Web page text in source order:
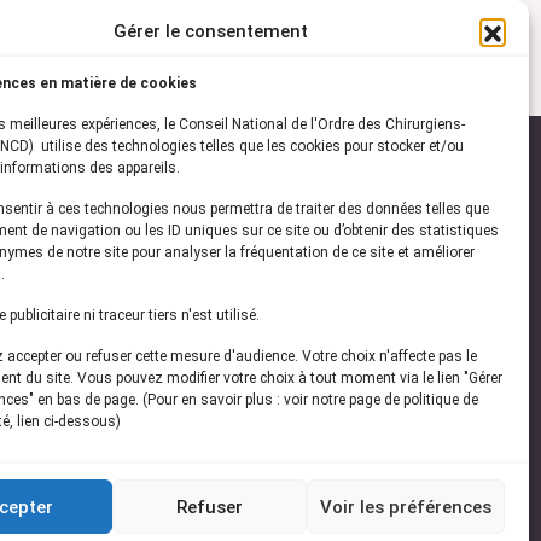
Gérer le consentement
en matière de cookies
meilleures expériences, le Conseil National de l'Ordre des Chirurgiens-
utilise des technologies telles que les cookies pour stocker et/ou
des appareils.
à ces technologies nous permettra de traiter des données telles que
de navigation ou les ID uniques sur ce site ou d’obtenir des statistiques
de notre site pour analyser la fréquentation de ce site et améliorer
publicitaire ni traceur tiers n'est utilisé.
accepter ou refuser cette mesure d'audience. Votre choix n'affecte pas le
du site. Vous pouvez modifier votre choix à tout moment via le lien "Gérer
en bas de page. (Pour en savoir plus : voir notre page de politique de
lien ci-dessous)
Refuser Voir les préférences
vous à notrenewsletter
les dernières actualités de l'ONCD